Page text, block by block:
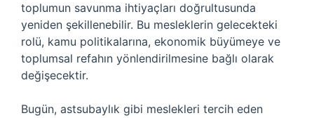
toplumun savunma ihtiyaçları doğrultusunda
yeniden şekillenebilir. Bu mesleklerin gelecekteki
rolü, kamu politikalarına, ekonomik büyümeye ve
toplumsal refahın yönlendirilmesine bağlı olarak
değişecektir.
Bugün, astsubaylık gibi meslekleri tercih eden